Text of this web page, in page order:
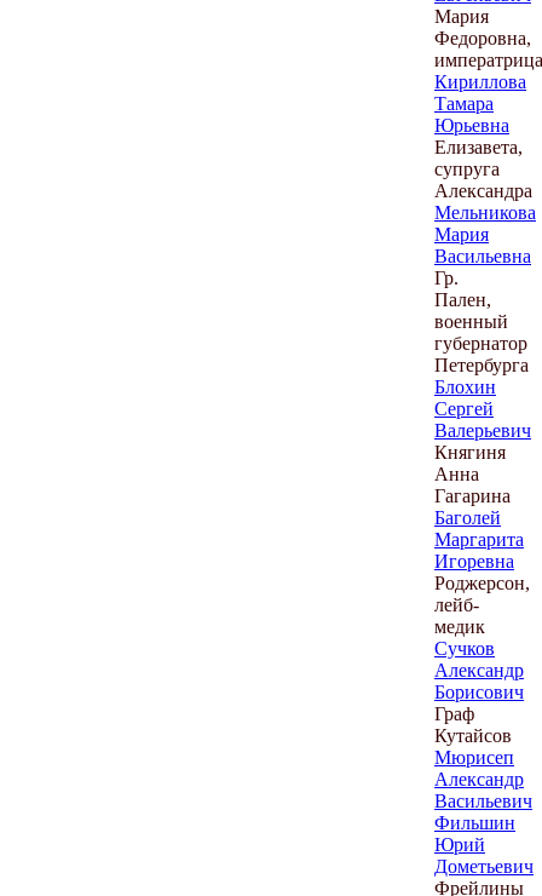
Мария
Федоровна,
императрица
Кириллова
Тамара
Юрьевна
Елизавета,
супруга
Александра
Мельникова
Мария
Васильевна
Гр.
Пален,
военный
губернатор
Петербурга
Блохин
Сергей
Валерьевич
Княгиня
Анна
Гагарина
Баголей
Маргарита
Игоревна
Роджерсон,
лейб-
медик
Сучков
Александр
Борисович
Граф
Кутайсов
Мюрисеп
Александр
Васильевич
Фильшин
Юрий
Дометьевич
Фрейлины